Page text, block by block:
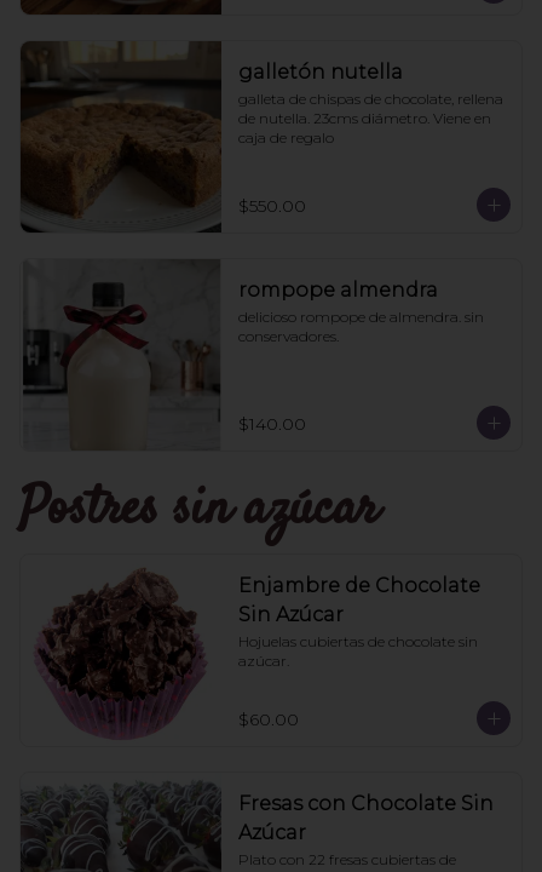
galletón nutella
galleta de chispas de chocolate, rellena
de nutella. 23cms diámetro. Viene en
caja de regalo
$550.00
rompope almendra
delicioso rompope de almendra. sin
conservadores.
$140.00
Postres sin azúcar
Enjambre de Chocolate
Sin Azúcar
Hojuelas cubiertas de chocolate sin
azúcar.
$60.00
Fresas con Chocolate Sin
Azúcar
Plato con 22 fresas cubiertas de